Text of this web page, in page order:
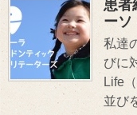
患者
ーソ
私達
びに
Life
並び